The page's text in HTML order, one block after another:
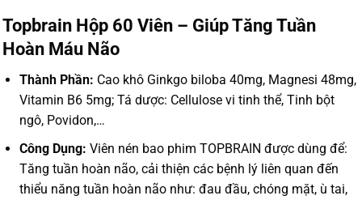
Topbrain Hộp 60 Viên – Giúp Tăng Tuần
Hoàn Máu Não
Thành Phần: Cao khô Ginkgo biloba 40mg, Magnesi 48mg,
Vitamin B6 5mg; Tá dược: Cellulose vi tinh thể, Tinh bột
ngô, Povidon,…
Công Dụng: Viên nén bao phim TOPBRAIN được dùng để:
Tăng tuần hoàn não, cải thiện các bệnh lý liên quan đến
thiểu năng tuần hoàn não như: đau đầu, chóng mặt, ù tai,